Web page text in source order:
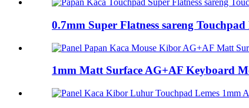
0.7mm Super Flatness sareng
1mm Matt Surface AG+AF Keyboard